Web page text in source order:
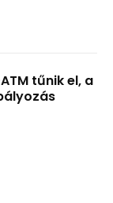
tűnik el, a